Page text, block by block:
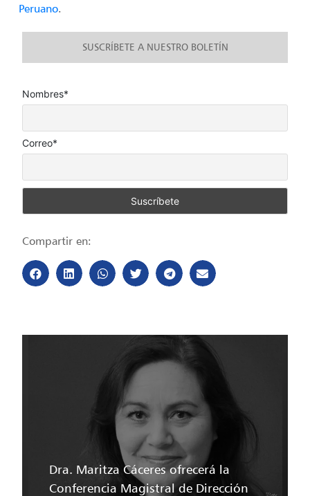
Peruano.
SUSCRÍBETE A NUESTRO BOLETÍN
Nombres*
Correo*
Compartir en:
Dra. Maritza Cáceres ofrecerá la
Conferencia Magistral de Dirección